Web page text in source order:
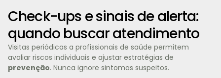
Check-ups e sinais de alerta:
quando buscar atendimento
Visitas periódicas a profissionais de saúde permitem
avaliar riscos individuais e ajustar estratégias de
prevenção. Nunca ignore sintomas suspeitos.